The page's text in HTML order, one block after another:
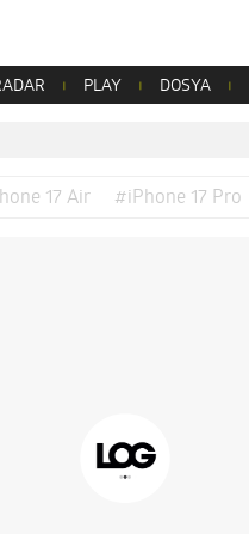
PLAY DOSYA
17 Air #iPhone 17 Pro